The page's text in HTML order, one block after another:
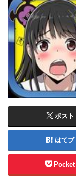
ポスト
はてブ
Pocket